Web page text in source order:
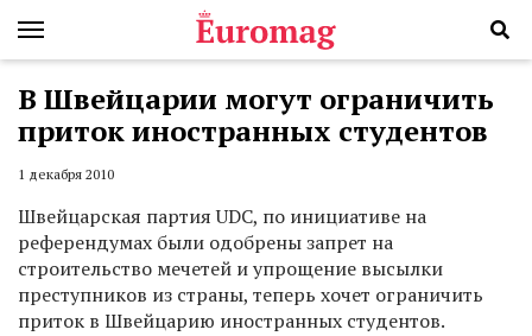
В Швейцарии могут ограничить
приток иностранных студентов
1 декабря 2010
Швейцарская партия UDC, по инициативе на
референдумах были одобрены запрет на
строительство мечетей и упрощение высылки
преступников из страны, теперь хочет ограничить
приток в Швейцарию иностранных студентов.